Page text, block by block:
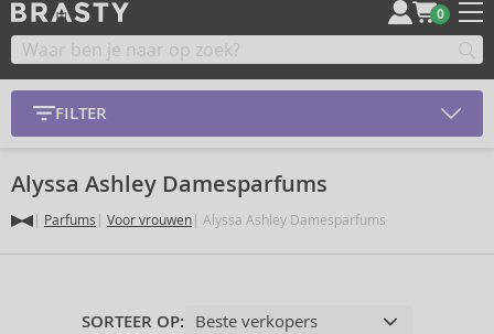
0
FILTER
Alyssa Ashley Damesparfums
Parfums Voor vrouwen Alyssa Ashley Damesparfums
SORTEER OP: